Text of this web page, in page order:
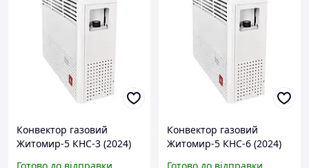
Конвектор газовий
Житомир-5 КНС-3 (2024)
Конвектор газовий
Житомир-5 КНС-6 (2024)